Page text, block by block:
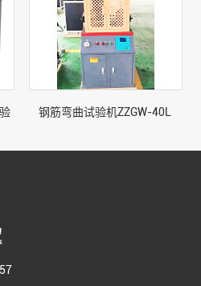
钢筋弯曲试验机ZZGW-40L